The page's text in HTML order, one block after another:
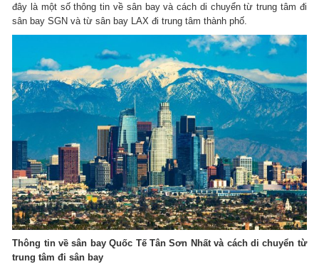
đây là một số thông tin về sân bay và cách di chuyển từ trung tâm đi
sân bay SGN và từ sân bay LAX đi trung tâm thành phố.
Thông tin về sân bay Quốc Tế Tân Sơn Nhất và cách di chuyển từ
trung tâm đi sân bay